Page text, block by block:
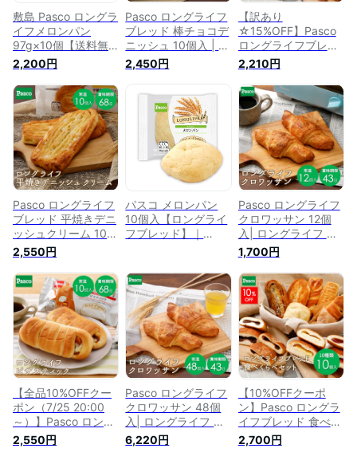
敷島 Pasco ロングラ
イフメロンパン
97g×10個【送料無
料※一部地域は除
く】ロングライフブ
レッド 菓子パン 朝
食 ローリングストッ
ク 長持ち 長期保存
非常食 防災食
2,200円
Pasco ロングライフ
ブレッド 棒チョコデ
ニッシュ 10個入 | パ
スコ パン デニッシ
ュ 菓子パン チョコ
ち 日持ち 長期保存
非常食 保存食 常温
間食 おやつ お試し
防災 備蓄 送料無料
保存料不使用
2,450円
【訳あり
☆15%OFF】Pasco
ロングライフブレッ
ド 食べくらべセット
10種10個入 | パスコ
パン ロングライフ
菓子パン 惣菜パン
長期保存 日持ち 長
持ち 常温 防災 備蓄
非常食 お試し 詰め
合わせ 仕送り 買い
置き 国産小麦 使用
2,210円
Pasco ロングライフ
ブレッド 平焼きデニ
ッシュクリーム 10個
入 | パスコ ロングラ
イフ パン 菓子パン
デニッシュ 長持ち
日持ち 長期保存 常
温 賞味期限 長い 非
常食 仕送り 防災 備
蓄 常備 国産小麦
2,550円
パスコ メロンパン
10個入【ロングライ
フブレッド】｜
い置き ストック
Pasco ロングライフ
クロワッサン 12個
入| ロングライフ パ
ン パスコ 菓子パン
食事パン 送料無料
保存料不使用 長持ち
日持ち 長期保存 非
常食 保存食 常温 お
試し お取り寄せ 朝
食 間食 おやつ ギフ
ト 防災 備蓄
1,700円
【全品10%OFFクー
ポン（7/25 20:00
～）】Pasco ロング
ライフブレッド ピザ
スティック 10個入 |
2,550円
Pasco ロングライフ
クロワッサン 48個
入| ロングライフ パ
ン パスコ 菓子パン
食事パン 送料無料
6,220円
【10%OFFクーポ
ン】Pasco ロングラ
イフブレッド 食べく
らべセット 10種10
個入 | パスコ パン ロ
2,700円